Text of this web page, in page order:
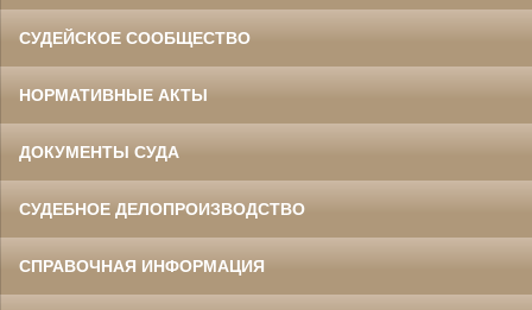
СУДЕЙСКОЕ СООБЩЕСТВО
НОРМАТИВНЫЕ АКТЫ
ДОКУМЕНТЫ СУДА
СУДЕБНОЕ ДЕЛОПРОИЗВОДСТВО
СПРАВОЧНАЯ ИНФОРМАЦИЯ